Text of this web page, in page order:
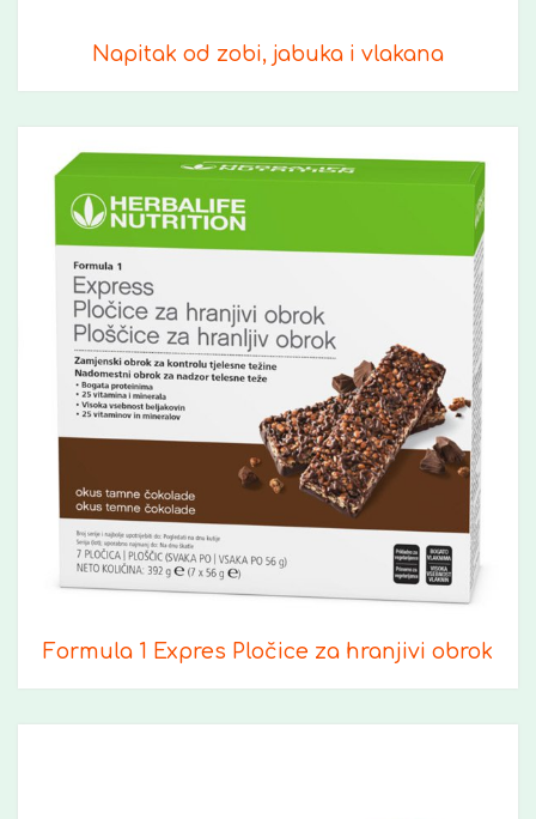
Napitak od zobi, jabuka i vlakana
Formula 1 Expres Pločice za hranjivi obrok